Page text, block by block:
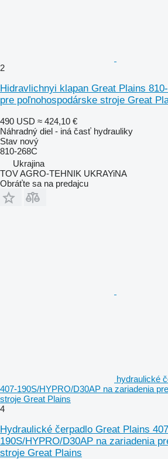
2
Hidravlichnyi klapan Great Plains
pre poľnohospodárske stroje Great
490 USD ≈ 424,10 €
Náhradný diel - iná časť hydrauliky
Stav nový
810-268C
Ukrajina
TOV AGRO-TEHNIK UKRAYiNA
Obráťte sa na predajcu
hydraulické
407-190S/HYPRO/D30AP na zariadenia
stroje Great Plains
4
Hydraulické čerpadlo Great Plains
190S/HYPRO/D30AP na zariadenia
stroje Great Plains